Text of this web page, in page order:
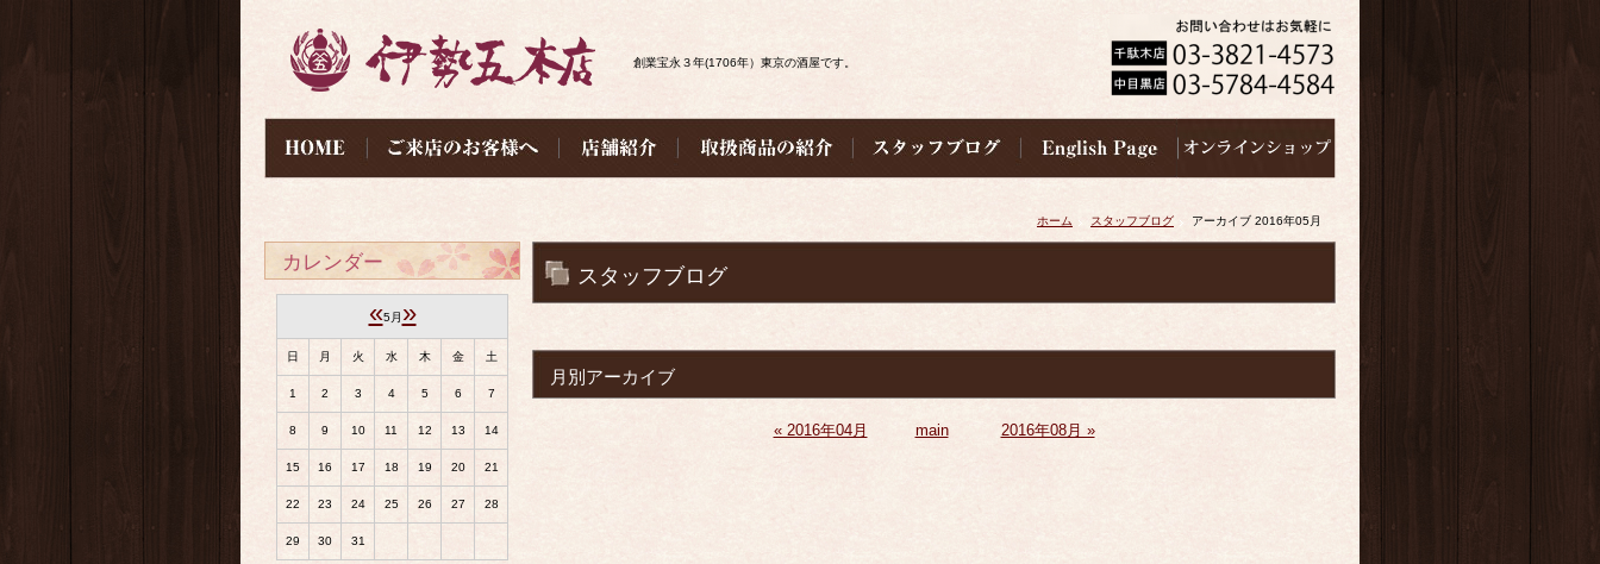
創業宝永３年(1706年）東京の酒屋です。
ホーム スタッフブログ アーカイブ 2016年05月
スタッフブログ
月別アーカイブ
« 2016年04月 main 2016年08月 »
カレンダー
«5月 »
日 月 火 水 木 金 土
1 2 3 4 5 6 7
8 9 10 11 12 13 14
15 16 17 18 19 20 21
22 23 24 25 26 27 28
29 30 31